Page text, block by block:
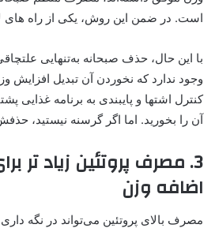
است. در ضمن این روش، یکی از راه های
با این حال، حذف صبحانه به‌تنهایی
وجود ندارد که نخوردن آن تبدیل افزایش
کنترل اشتها و پایبندی به برنامه غذایی
آن را بخورید. اما اگر گرسنه نیستید،
3. مصرف پروتئین زیاد تر
اضافه وزن
مصرف بالای پروتئین می‌تواند در نگه